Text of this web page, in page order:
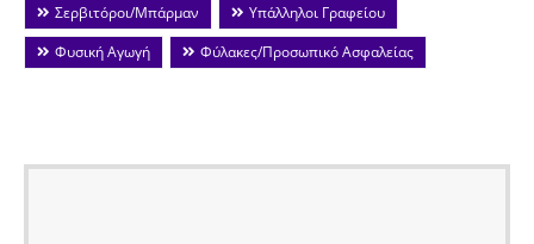
Σερβιτόροι/Μπάρμαν
Υπάλληλοι Γραφείου
Φυσική Αγωγή
Φύλακες/Προσωπικό Ασφαλείας